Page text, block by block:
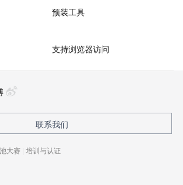
预装工具
支持浏览器访问
联系我们
大赛 | 培训与认证